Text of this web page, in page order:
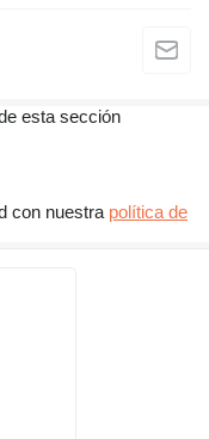
esta sección
con nuestra política de